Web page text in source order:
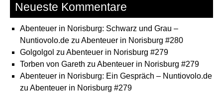
Neueste Kommentare
Abenteuer in Norisburg: Schwarz und Grau –
Nuntiovolo.de zu Abenteuer in Norisburg #280
Golgolgol zu Abenteuer in Norisburg #279
Torben von Gareth zu Abenteuer in Norisburg #279
Abenteuer in Norisburg: Ein Gespräch – Nuntiovolo.de
zu Abenteuer in Norisburg #279